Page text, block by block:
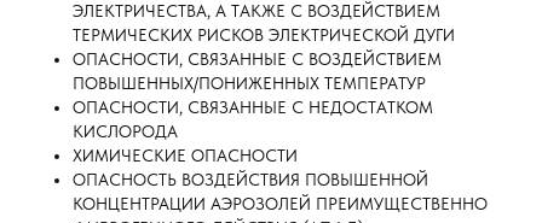
ЭЛЕКТРИЧЕСТВА, А ТАКЖЕ С ВОЗДЕЙСТВИЕМ
ТЕРМИЧЕСКИХ РИСКОВ ЭЛЕКТРИЧЕСКОЙ ДУГИ
ОПАСНОСТИ, СВЯЗАННЫЕ С ВОЗДЕЙСТВИЕМ
ПОВЫШЕННЫХ/ПОНИЖЕННЫХ ТЕМПЕРАТУР
ОПАСНОСТИ, СВЯЗАННЫЕ С НЕДОСТАТКОМ
КИСЛОРОДА
ХИМИЧЕСКИЕ ОПАСНОСТИ
ОПАСНОСТЬ ВОЗДЕЙСТВИЯ ПОВЫШЕННОЙ
КОНЦЕНТРАЦИИ АЭРОЗОЛЕЙ ПРЕИМУЩЕСТВЕННО